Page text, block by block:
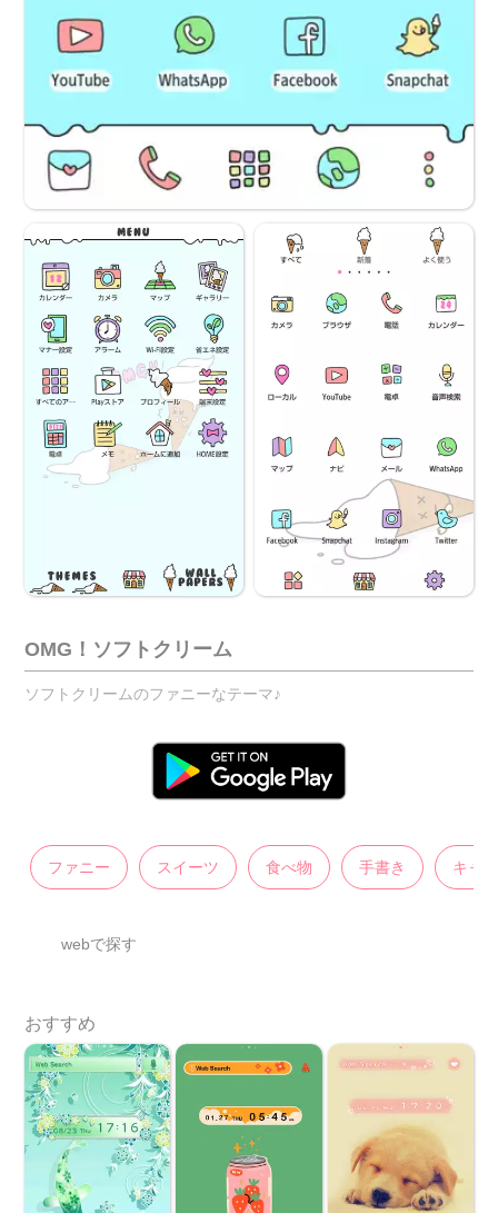
OMG！ソフトクリーム
ソフトクリームのファニーなテーマ♪
ファニー スイーツ 食べ物 手書き キャ
webで探す
おすすめ